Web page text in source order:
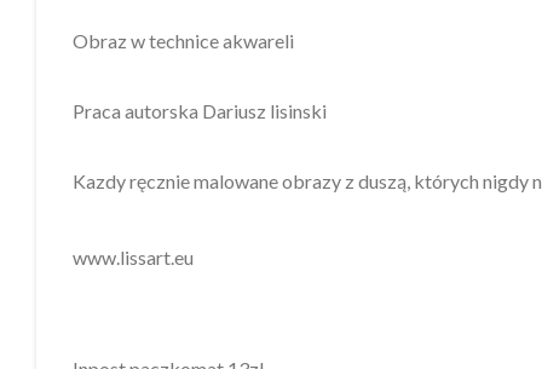
Obraz w technice akwareli
Praca autorska Dariusz lisinski
Kazdy ręcznie malowane obrazy z duszą, których nigdy
www.lissart.eu